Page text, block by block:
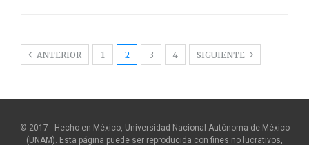
ANTERIOR 1 2 3 4 SIGUIENTE
© 2017 - Hecho en México, Universidad Nacional Autónoma de México
(UNAM). Esta página puede ser reproducida con fines no lucrativos,